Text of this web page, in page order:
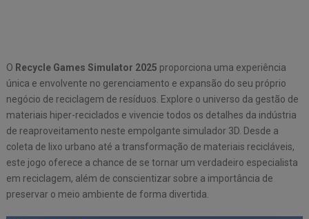
O Recycle Games Simulator 2025 proporciona uma experiência
única e envolvente no gerenciamento e expansão do seu próprio
negócio de reciclagem de resíduos. Explore o universo da gestão de
materiais hiper-reciclados e vivencie todos os detalhes da indústria
de reaproveitamento neste empolgante simulador 3D. Desde a
coleta de lixo urbano até a transformação de materiais recicláveis,
este jogo oferece a chance de se tornar um verdadeiro especialista
em reciclagem, além de conscientizar sobre a importância de
preservar o meio ambiente de forma divertida.